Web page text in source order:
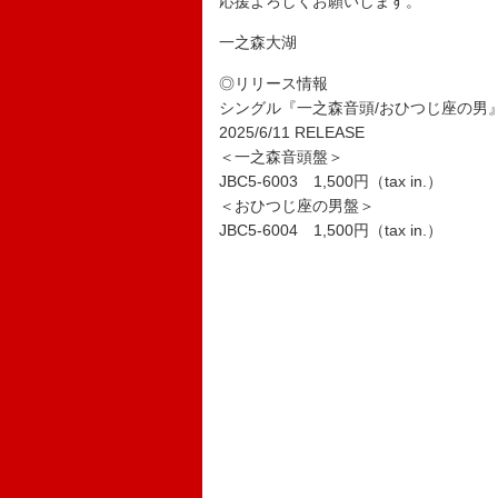
一之森大湖
◎リリース情報
シングル『一之森音頭/おひつじ座の男
2025/6/11 RELEASE
＜一之森音頭盤＞
JBC5-6003 1,500円（tax in.）
＜おひつじ座の男盤＞
JBC5-6004 1,500円（tax in.）